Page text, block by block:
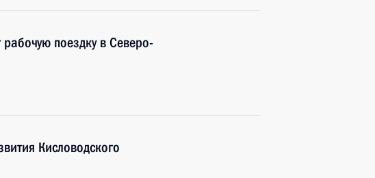
поездку в Северо-
Кисловодского